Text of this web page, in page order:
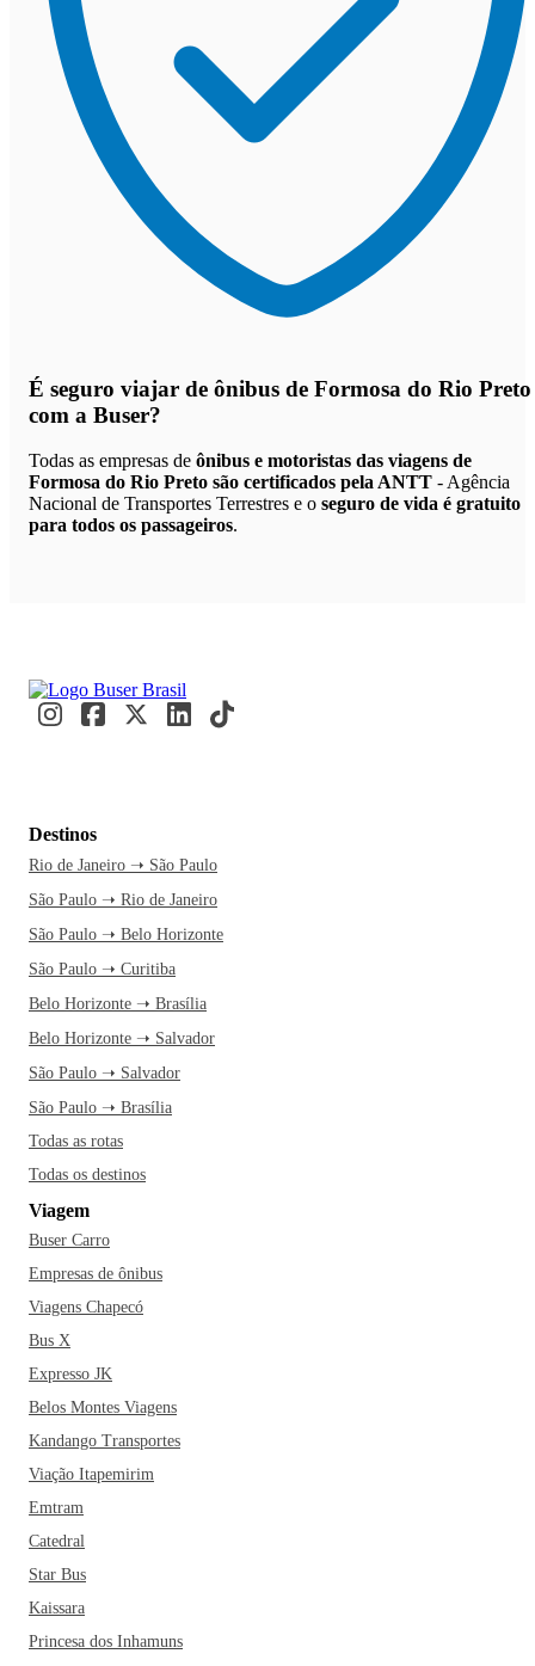
É seguro viajar de ônibus de Formosa do Rio Preto
com a Buser?
Todas as empresas de ônibus e motoristas das viagens de
Formosa do Rio Preto são certificados pela ANTT - Agência
Nacional de Transportes Terrestres e o seguro de vida é gratuito
para todos os passageiros.
Destinos
Rio de Janeiro ➝ São Paulo
São Paulo ➝ Rio de Janeiro
São Paulo ➝ Belo Horizonte
São Paulo ➝ Curitiba
Belo Horizonte ➝ Brasília
Belo Horizonte ➝ Salvador
São Paulo ➝ Salvador
São Paulo ➝ Brasília
Todas as rotas
Todas os destinos
Viagem
Buser Carro
Empresas de ônibus
Viagens Chapecó
Bus X
Expresso JK
Belos Montes Viagens
Kandango Transportes
Viação Itapemirim
Emtram
Catedral
Star Bus
Kaissara
Princesa dos Inhamuns